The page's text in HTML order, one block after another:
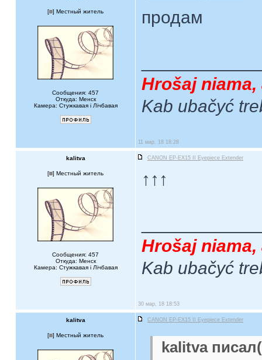
[ ] Местный житель
Сообщения: 457
Откуда: Менск
Камера: Стужкавая i Лічбавая
продам
Hrošaj
Kab ubačyć
11 мар, 18 18:28
kalitva CANON EP-EX15 II Eyepiece Extender
[ ] Местный житель
Сообщения: 457
Откуда: Менск
Камера: Стужкавая i Лічбавая
↑↑↑
Hrošaj
Kab ubačyć
30 мар, 18 18:53
kalitva CANON EP-EX15 II Eyepiece Extender
[ ] Местный житель
kalitva